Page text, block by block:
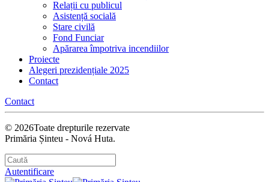
Relații cu publicul
Asistență socială
Stare civilă
Fond Funciar
Apărarea împotriva incendiilor
Proiecte
Alegeri prezidențiale 2025
Contact
Contact
© 2026Toate drepturile rezervate
Primăria Șinteu - Nová Huta.
Autentificare